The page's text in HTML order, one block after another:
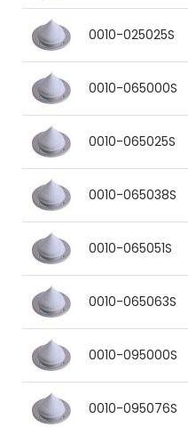
0010-025025S
0010-065000S
0010-065025S
0010-065038S
0010-065051S
0010-065063S
0010-095000S
0010-095076S